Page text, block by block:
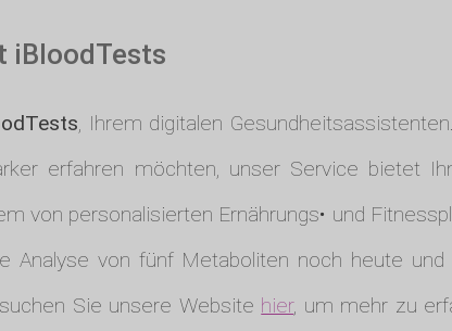
iBloodTests
, Ihrem digitalen
erfahren möchten, unser Service bietet
von personalisierten Ernährungs• und
Analyse von fünf Metaboliten noch heute
Sie unsere Website hier, um mehr zu